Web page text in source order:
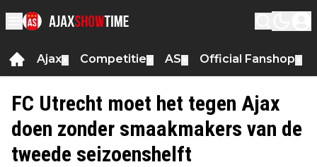
Ajax Competitie AS Official Fanshop
FC Utrecht moet het tegen Ajax
doen zonder smaakmakers van de
tweede seizoenshelft